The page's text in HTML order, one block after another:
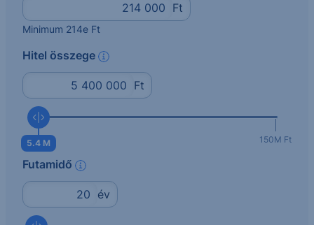
Ft
Minimum 214e Ft
Hitel összege
Ft
5.4 M
4M Ft 150M Ft
Futamidő
év